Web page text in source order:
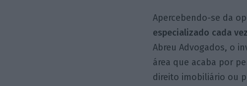
Apercebendo-se da
especializado cada
Abreu Advogados, o
área que acaba por
direito imobiliário ou